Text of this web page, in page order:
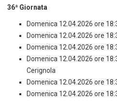
36ª Giornata
Domenica 12.04.2026 ore
Domenica 12.04.2026 ore
Domenica 12.04.2026 ore
Domenica 12.04.2026 ore
Cerignola
Domenica 12.04.2026 ore
Domenica 12.04.2026 ore